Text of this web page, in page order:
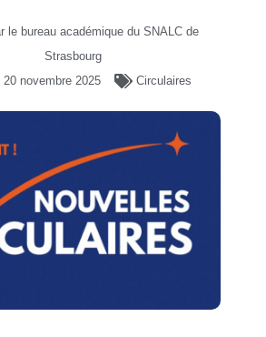
le bureau académique du SNALC de
Strasbourg
20 novembre 2025 Circulaires